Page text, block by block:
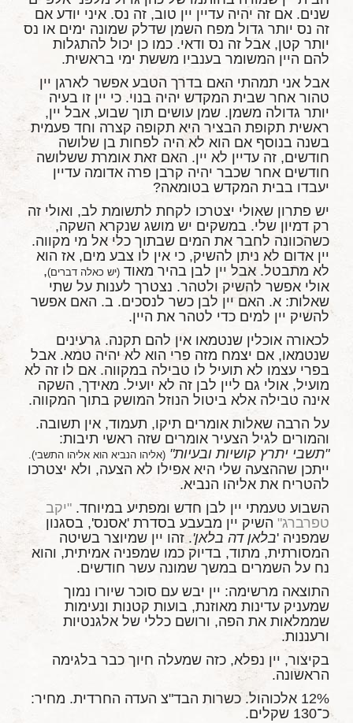
שנים. אם זה יהיה עדיין יין טוב, זה נס. איני יודע אם
זה נס יותר גדול מפח השמן שדלק שמונה ימים או נס
יותר קטן, אבל זה נס ודאי. כמו כן יכול להתגלות
להם היין המשומר בענביו מששת ימי בראשית.
אבל אני תמהתי האם בדרך הטבע אפשר לארגן יין
טהור אחר שבית המקדש יהיה בנוי. כי יין זו בעיה
יותר גדולה משמן. שמן עושים תוך שבוע, אבל יין,
ראשית תקופת הבציר היא תקופה קצרה וחד פעמית
בשנה בנוסף אם הוא לא היה לפחות בן שלושה
חודשים, זה עדיין לא יין. האם זאת אומרת ששלושה
חודשים אחר שכבר יהיה קרבן פרה אדומה עדיין
יעבדו בבית המקדש בטומאה?
יש פתרון שאולי יצטרכו לקחת לתשומת לב, ואולי זה
רק דמיון שלי. במשקים יש מושג שנקרא השקה,
כשהכוונה לחבר את המים שבתוך כלי אל מי מקווה.
יין אדום לא ניתן להשיק, כי אין לו צבע מים, אז הוא
לא מתבטל. אבל יין לבן בהיר מאוד (יש כאלה דברים),
אולי אפשר להשיק ולטהר. נצטרך לענות על שתי
שאלות: א. האם יין לבן כשר לנסכים. ב. האם אפשר
להשיק יין למים כדי לטהר את היין.
לכאורה אוכלין שנטמאו אין להם תקנה. גרעינים
שנטמאו, אם יצמח מזה פרי הוא לא יהיה טמא. אבל
בפרי עצמו לא תועיל לו טבילה במקווה. אם לו זה לא
מועיל, אולי גם ליין לבן זה לא יועיל. מאידך, השקה
אינה טבילה אלא ביטול הנוזל המושק בתוך המקווה.
על הרבה שאלות אומרים תיקו, תעמוד, אין תשובה.
והמורים לגיל הצעיר אומרים שזה ראשי תיבות:
"תשבי יתרץ קושיות ובעיות" (אליהו הנביא הוא אליהו התשבי).
ייתכן שההצעה שלי היא אפילו לא הצעה, ולא יצטרכו
להטריח את אליהו הנביא.
השבוע טעמתי יין לבן חדש ומפתיע במיוחד. "יקב
טפרברג" השיק יין מבעבע בסדרת 'אסנס', בסגנון
שמפניה 'בלאן דה בלאן'. זהו יין שמיוצר בשיטה
המסורתית, מתוד, בדיוק כמו שמפניה אמיתית, והוא
נח על השמרים במשך שמונה עשר חודשים.
התוצאה מרשימה: יין יבש עם סוכר שיורו נמוך
שמעניק עדינות מאוזנת, בועות קטנות ונעימות
שממלאות את הפה, ורושם כללי של אלגנטיות
ורעננות.
בקיצור, יין נפלא, כזה שמעלה חיוך כבר בלגימה
הראשונה.
12% אלכוהול. כשרות הבד"צ העדה החרדית. מחיר:
כ־130 שקלים.